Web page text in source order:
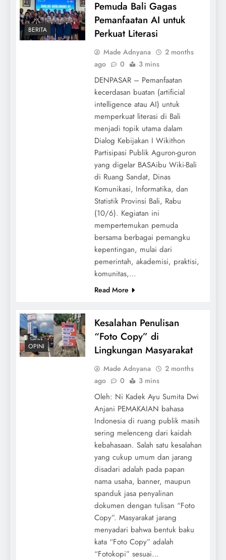
BERITA
Pemuda Bali Gagas
Pemanfaatan AI untuk
Perkuat Literasi
Made Adnyana
2 months
ago
0 3 mins
DENPASAR – Pemanfaatan
kecerdasan buatan (artificial
intelligence atau AI) untuk
memperkuat literasi di Bali
menjadi topik utama dalam
Dialog Kebijakan I Wikithon
Partisipasi Publik Aguron-guron
yang digelar BASAibu Wiki-Bali
di Ruang Sandat, Dinas
Komunikasi, Informatika, dan
Statistik Provinsi Bali, Rabu
(10/6). Kegiatan ini
mempertemukan pemuda
bersama berbagai pemangku
kepentingan, mulai dari
pemerintah, akademisi, praktisi,
komunitas,…
Read More
OPINI
Kesalahan Penulisan
“Foto Copy” di
Lingkungan Masyarakat
Made Adnyana
2 months
ago
0 3 mins
Oleh: Ni Kadek Ayu Sumita Dwi
Anjani PEMAKAIAN bahasa
Indonesia di ruang publik masih
sering melenceng dari kaidah
kebahasaan. Salah satu kesalahan
yang cukup umum dan jarang
disadari adalah pada papan
nama usaha, banner, maupun
spanduk jasa penyalinan
dokumen dengan tulisan “Foto
Copy”. Masyarakat jarang
menyadari bahwa bentuk baku
kata “Foto Copy” adalah
“Fotokopi” sesuai…